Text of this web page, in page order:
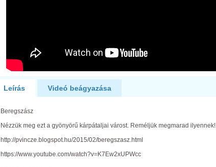
Leírás Videó beágyazása
Beregszász
Nézzük meg ezt a gyönyörű kárpátaljai várost. Reméljük megmarad ilyennek!
http://pvincze.blogspot.hu/2015/02/beregszasz.html
https://www.youtube.com/watch?v=K7Ew2xUPWcc